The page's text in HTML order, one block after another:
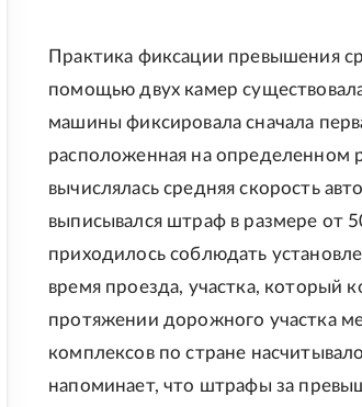
Практика фиксации превышения
помощью двух камер
машины фиксировала сначала
расположенная на определенном
вычислялась средняя скорость
выписывался штраф в размере от
приходилось соблюдать
время проезда, участка, который
протяжении дорожного участка
комплексов по стране
напоминает, что штрафы за